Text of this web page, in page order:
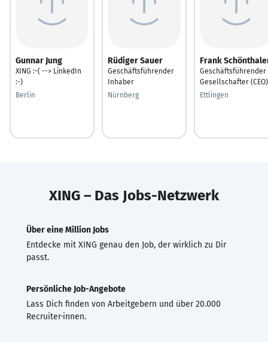
Gunnar Jung
XING :-( --> LinkedIn
:-)
Berlin
Rüdiger Sauer
Geschäftsführender
Inhaber
Nürnberg
Frank
Geschäftsführender
Gesellschafter (CEO)
Ettlingen
XING – Das Jobs-Netzwerk
Über eine Million Jobs
Entdecke mit XING genau den Job, der wirklich zu Dir
passt.
Persönliche Job-Angebote
Lass Dich finden von Arbeitgebern und über 20.000
Recruiter·innen.